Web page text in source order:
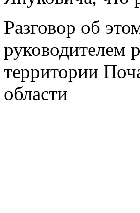
Разговор об
руководителем
территории
области